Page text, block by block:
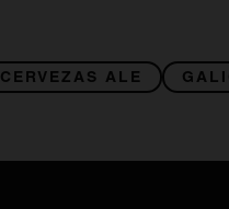
CERVEZAS ALE